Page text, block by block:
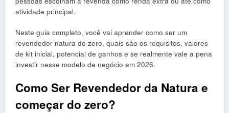
atividade principal.
Neste guia completo, você vai aprender como ser um
revendedor natura do zero, quais são os requisitos, valores
de kit inicial, potencial de ganhos e se realmente vale a pena
investir nesse modelo de negócio em 2026.
Como Ser Revendedor da Natura e
começar do zero?